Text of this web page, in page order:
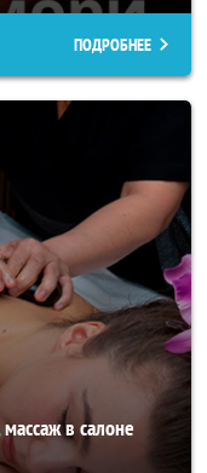
ПОДРОБНЕЕ
в салоне